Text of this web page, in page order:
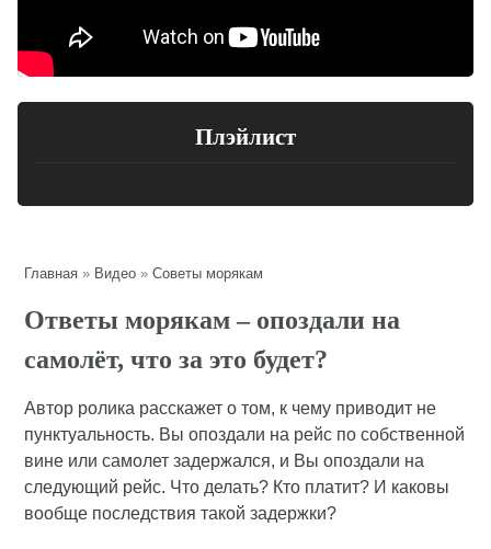
Плэйлист
Главная » Видео »Советы морякам
Ответы морякам – опоздали на
самолёт, что за это будет?
Автор ролика расскажет о том, к чему приводит не
пунктуальность. Вы опоздали на рейс по собственной
вине или самолет задержался, и Вы опоздали на
следующий рейс. Что делать? Кто платит? И каковы
вообще последствия такой задержки?